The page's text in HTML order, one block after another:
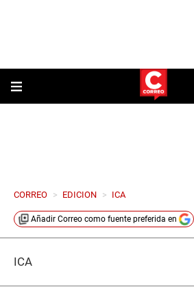
CORREO > EDICION > ICA
Añadir Correo como fuente preferida en
ICA